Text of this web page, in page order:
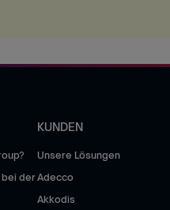
bei der
KUNDEN
Unsere Lösungen
Adecco
Akkodis